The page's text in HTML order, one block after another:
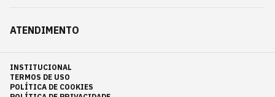
ATENDIMENTO
INSTITUCIONAL
TERMOS DE USO
POLÍTICA DE COOKIES